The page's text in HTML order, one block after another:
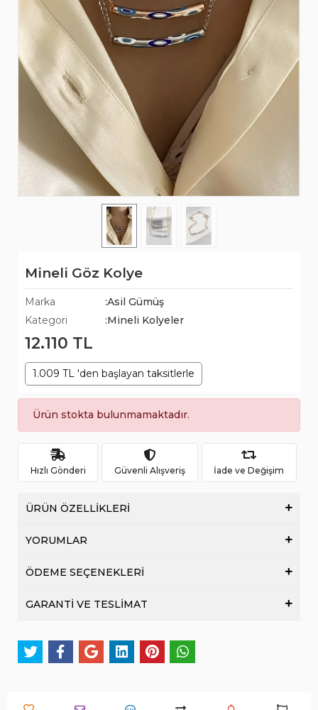
Mineli Göz Kolye
Marka
:Asil Gümüş
Kategori
:Mineli Kolyeler
12.110 TL
1.009 TL 'den başlayan taksitlerle
Ürün stokta bulunmamaktadır.
Hızlı Gönderi Güvenli Alışveriş İade ve Değişim
ÜRÜN ÖZELLİKLERİ
YORUMLAR
ÖDEME SEÇENEKLERİ
GARANTİ VE TESLİMAT